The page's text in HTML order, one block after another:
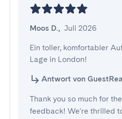
Moos D., Juli 2026
Ein toller, komfortabler
Lage in London!
Antwort von
Thank you so much for
feedback! We're thrilled